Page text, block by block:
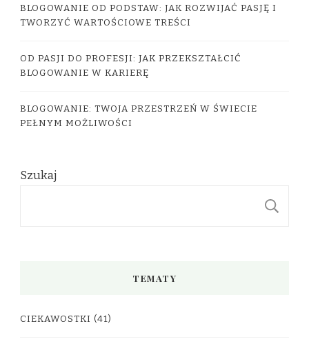
BLOGOWANIE OD PODSTAW: JAK ROZWIJAĆ PASJĘ I
TWORZYĆ WARTOŚCIOWE TREŚCI
OD PASJI DO PROFESJI: JAK PRZEKSZTAŁCIĆ
BLOGOWANIE W KARIERĘ
BLOGOWANIE: TWOJA PRZESTRZEŃ W ŚWIECIE
PEŁNYM MOŻLIWOŚCI
Szukaj
TEMATY
CIEKAWOSTKI (41)